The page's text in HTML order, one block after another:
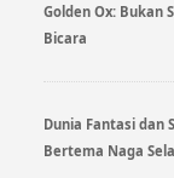
Golden Ox: Bukan
Bicara
Dunia Fantasi dan
Bertema Naga